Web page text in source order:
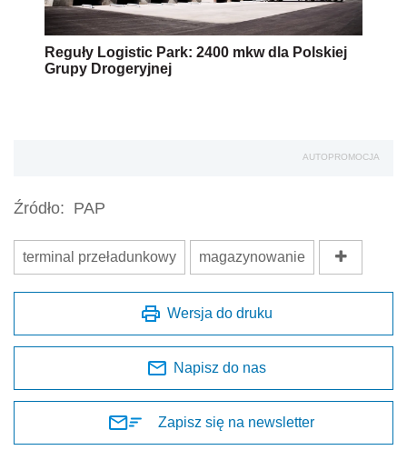
Reguły Logistic Park: 2400 mkw dla Polskiej
Grupy Drogeryjnej
AUTOPROMOCJA
Źródło: PAP
terminal przeładunkowy magazynowanie
Wersja do druku
Napisz do nas
Zapisz się na newsletter